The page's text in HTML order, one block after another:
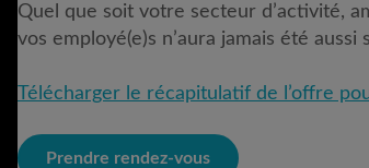
Quel que soit votre secteur d’activité,
vos employé(e)s n’aura jamais été aussi
Télécharger le récapitulatif de l’offre
Prendre rendez-vous